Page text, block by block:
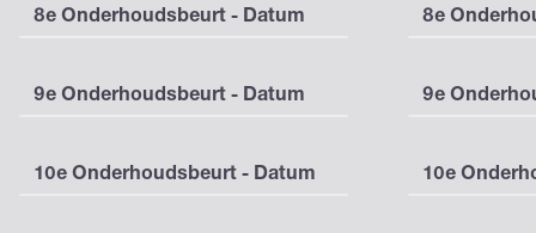
8e Onderhoudsbeurt - Datum 8e
9e Onderhoudsbeurt - Datum 9e
10e Onderhoudsbeurt - Datum 10e